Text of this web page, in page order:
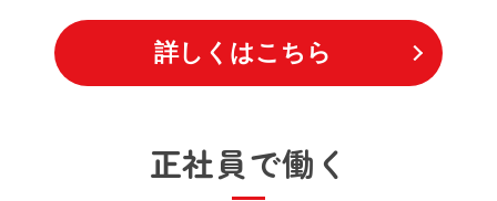
詳しくはこちら
正社員で働く